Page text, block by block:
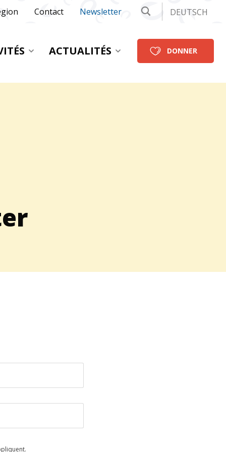
Contact Newsletter DEUTSCH
ACTUALITÉS DONNER